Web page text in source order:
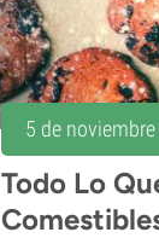
5 de
Todo Lo